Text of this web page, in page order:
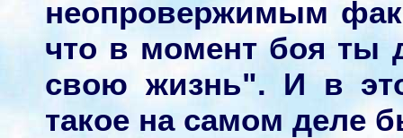
неопровержимым
что в момент боя ты
свою жизнь". И в
такое на самом деле